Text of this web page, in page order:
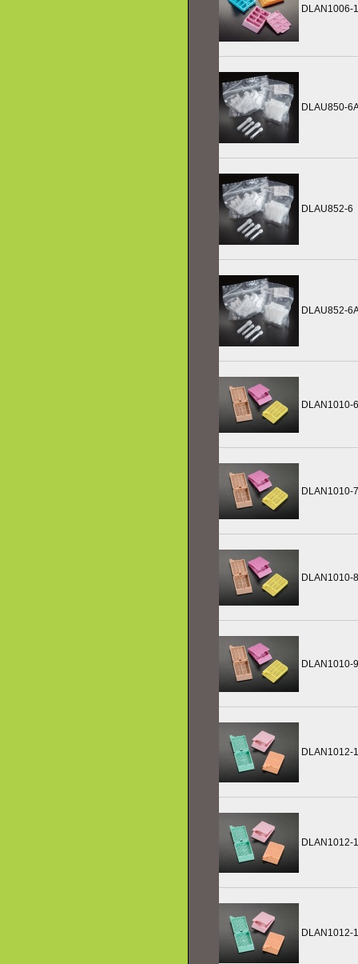
DLAN1006-
DLAU850-
DLAU852-6
DLAU852-
DLAN1010-6
DLAN1010-7
DLAN1010-8
DLAN1010-9
DLAN1012-
DLAN1012-
DLAN1012-